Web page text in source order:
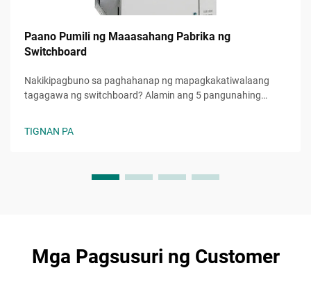
Paano Pumili ng Maaasahang Pabrika ng
Switchboard
Nakikipagbuno sa paghahanap ng mapagkakatiwalaang
tagagawa ng switchboard? Alamin ang 5 pangunahing
TIGNAN PA
Mga Pagsusuri ng Customer